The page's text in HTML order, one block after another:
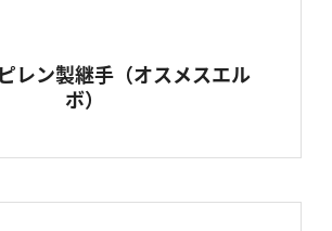
レン製継手（オスメスエル
ボ）